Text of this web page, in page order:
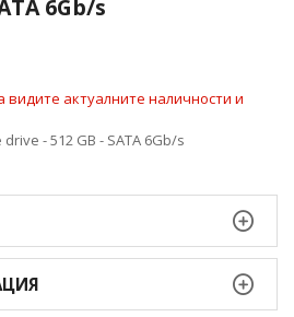
6Gb/s
видите актуалните наличности и
- 512 GB - SATA 6Gb/s